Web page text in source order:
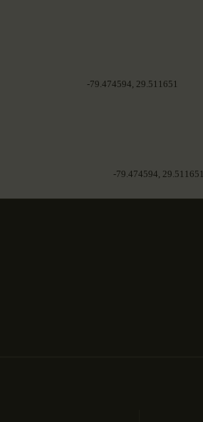
-79.474594, 29.511651
-79.474594, 29.511651